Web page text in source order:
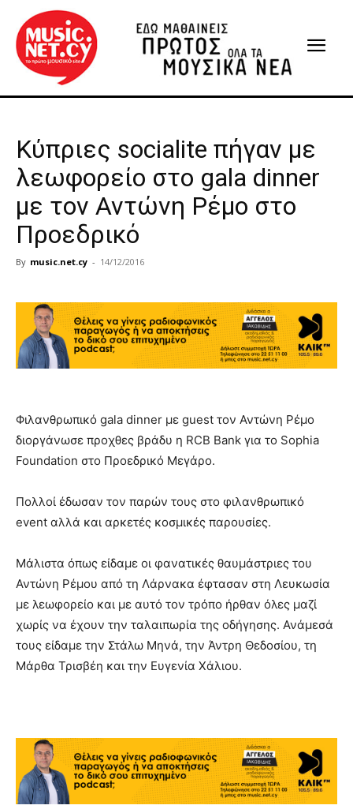
Κύπριες socialite πήγαν με
λεωφορείο στο gala dinner
με τον Αντώνη Ρέμο στο
Προεδρικό
By music.net.cy - 14/12/2016
Φιλανθρωπικό gala dinner με guest τον Αντώνη Ρέμο
διοργάνωσε προχθες βράδυ η RCB Bank για το Sophia
Foundation στο Προεδρικό Μεγάρο.
Πολλοί έδωσαν τον παρών τους στο φιλανθρωπικό
event αλλά και αρκετές κοσμικές παρουσίες.
Μάλιστα όπως είδαμε οι φανατικές θαυμάστριες του
Αντώνη Ρέμου από τη Λάρνακα έφτασαν στη Λευκωσία
με λεωφορείο και με αυτό τον τρόπο ήρθαν όλες μαζί
χωρίς να έχουν την ταλαιπωρία της οδήγησης. Ανάμεσά
τους είδαμε την Στάλω Μηνά, την Άντρη Θεδοσίου, τη
Μάρθα Τρισβέη και την Ευγενία Χάλιου.